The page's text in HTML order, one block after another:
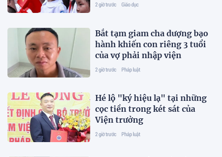
2 giờ trước Giáo dục
Bắt tạm giam cha dượng bạo
hành khiến con riêng 3 tuổi
của vợ phải nhập viện
2 giờ trước Pháp luật
Hé lộ "ký hiệu lạ" tại những
cọc tiền trong két sát của
Viện trưởng
2 giờ trước Pháp luật